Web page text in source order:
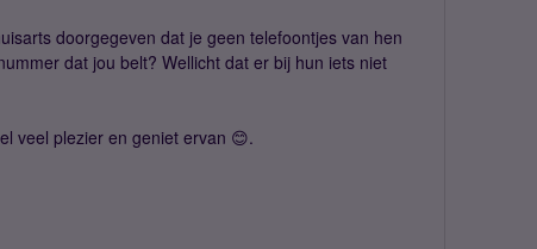
doorgegeven dat je geen telefoontjes van hen
dat jou belt? Wellicht dat er bij hun iets niet
veel plezier en geniet ervan 😊.